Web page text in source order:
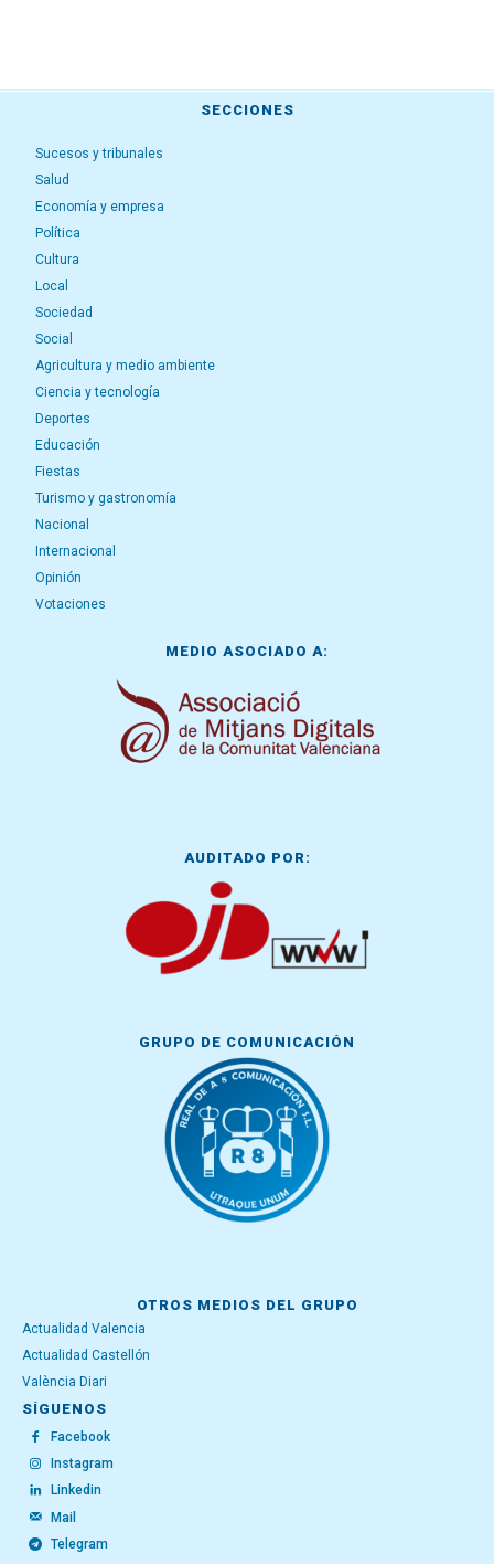
SECCIONES
Sucesos y tribunales
Salud
Economía y empresa
Política
Cultura
Local
Sociedad
Social
Agricultura y medio ambiente
Ciencia y tecnología
Deportes
Educación
Fiestas
Turismo y gastronomía
Nacional
Internacional
Opinión
Votaciones
MEDIO ASOCIADO A:
AUDITADO POR:
GRUPO DE COMUNICACIÓN
OTROS MEDIOS DEL GRUPO
Actualidad Valencia
Actualidad Castellón
València Diari
SÍGUENOS
Facebook
Instagram
Linkedin
Mail
Telegram